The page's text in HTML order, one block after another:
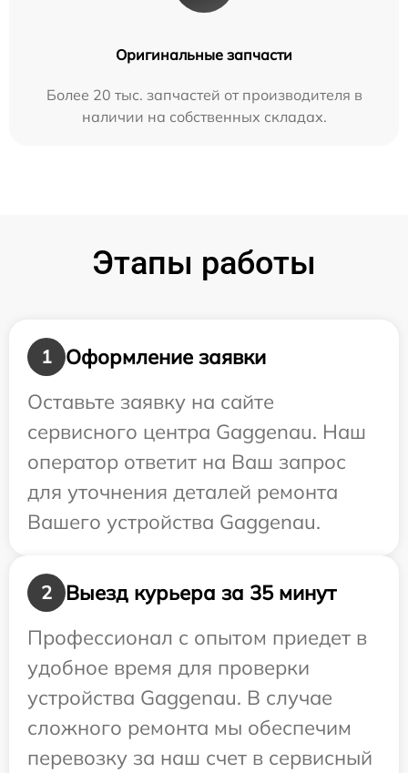
Оригинальные запчасти
Более 20 тыс. запчастей от производителя в
наличии на собственных складах.
Этапы работы
1
Оформление заявки
Оставьте заявку на сайте
сервисного центра Gaggenau. Наш
оператор ответит на Ваш запрос
для уточнения деталей ремонта
Вашего устройства Gaggenau.
2
Выезд курьера за 35 минут
Профессионал с опытом приедет в
удобное время для проверки
устройства Gaggenau. В случае
сложного ремонта мы обеспечим
перевозку за наш счет в сервисный